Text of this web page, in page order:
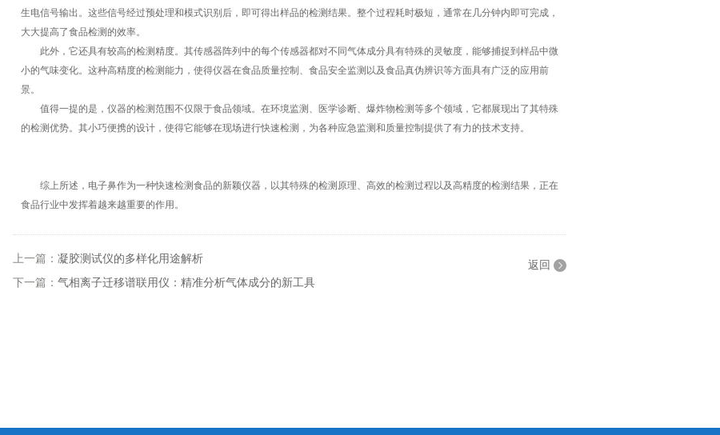
生电信号输出。这些信号经过预处理和模式识别后，即可得出样品的检测结果。整个过程耗时极短，通常在几分钟内即可完成，
大大提高了食品检测的效率。
此外，它还具有较高的检测精度。其传感器阵列中的每个传感器都对不同气体成分具有特殊的灵敏度，能够捕捉到样品中微
小的气味变化。这种高精度的检测能力，使得仪器在食品质量控制、食品安全监测以及食品真伪辨识等方面具有广泛的应用前
景。
值得一提的是，仪器的检测范围不仅限于食品领域。在环境监测、医学诊断、爆炸物检测等多个领域，它都展现出了其特殊
的检测优势。其小巧便携的设计，使得它能够在现场进行快速检测，为各种应急监测和质量控制提供了有力的技术支持。
综上所述，电子鼻作为一种快速检测食品的新颖仪器，以其特殊的检测原理、高效的检测过程以及高精度的检测结果，正在
食品行业中发挥着越来越重要的作用。
上一篇： 凝胶测试仪的多样化用途解析
下一篇： 气相离子迁移谱联用仪：精准分析气体成分的新工具
返回